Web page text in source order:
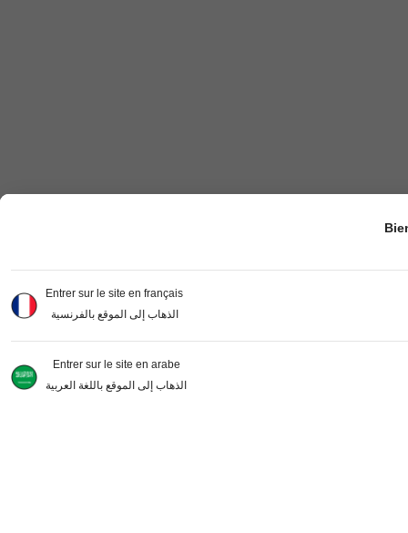
Entrer sur le site en français
الذهاب إلى الموقع بالفرنسية
Entrer sur le site en arabe
الذهاب إلى الموقع باللغة العربية